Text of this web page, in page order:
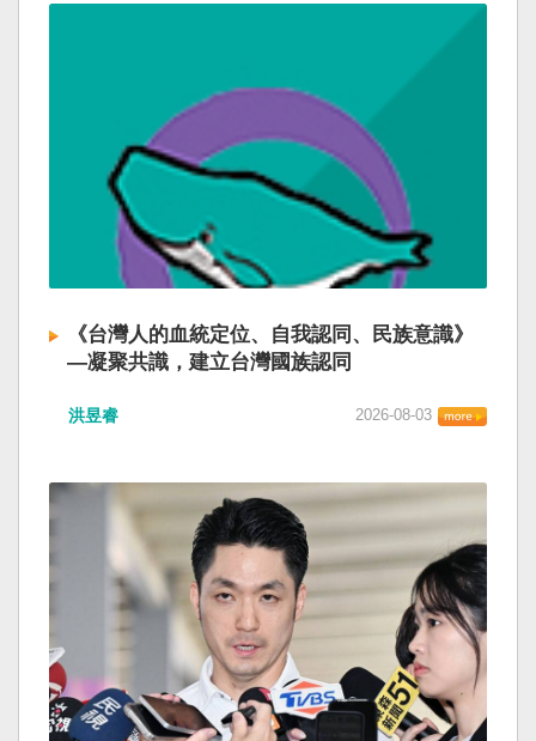
《台灣人的血統定位、自我認同、民族意識》
—凝聚共識，建立台灣國族認同
洪昱睿 2026-08-03